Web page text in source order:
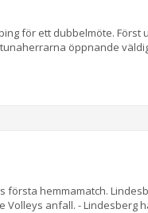
för ett dubbelmöte. Först
öppnande
hemmamatch.
Volleys anfall. - Lindesberg